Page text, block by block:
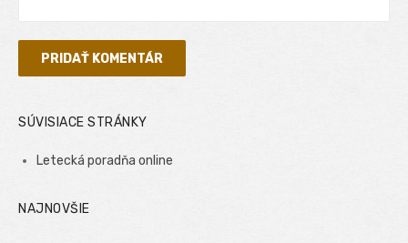
SÚVISIACE STRÁNKY
Letecká poradňa online
NAJNOVŠIE